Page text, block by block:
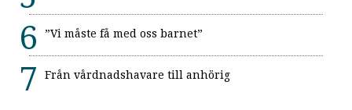
”Vi måste få med oss barnet”
Från vårdnadshavare till anhörig